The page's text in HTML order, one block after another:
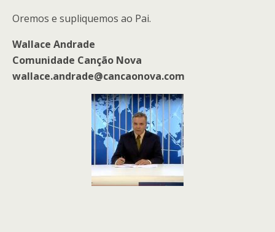
Oremos e supliquemos ao Pai.
Wallace Andrade
Comunidade Canção Nova
wallace.andrade@cancaonova.com